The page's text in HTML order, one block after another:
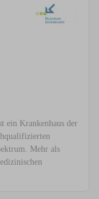
ein Krankenhaus der
Mehr als